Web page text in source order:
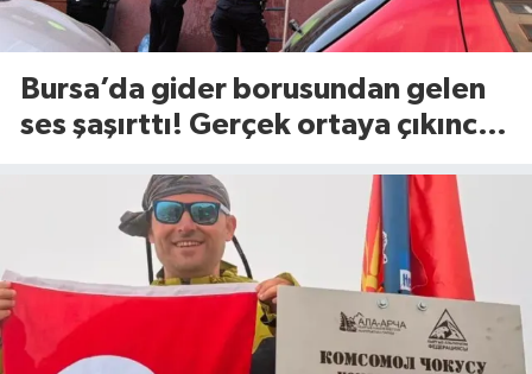
Bursa’da gider borusundan gelen
ses şaşırttı! Gerçek ortaya çıkınca